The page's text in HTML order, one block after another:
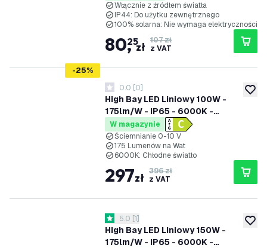
Włącznie z źródłem światła
IP44: Do użytku zewnętrznego
100% solarna: Nie wymaga elektryczności
80,
25zł 107 zł
z VAT
-25%
High Bay LED Liniowy 100W -
175lm/W - IP65 - 6000K -
Możliwość ściemniania - Chipy
Lumileds - Oświetlenie
magazynowe - 5 lat gwarancji
0 Gwiazdki oceny
0.0 [0]
W magazynie
Ściemnianie 0-10 V
175 Lumenów na Wat
6000K: Chłodne światło
297zł 396 zł
z VAT
High Bay LED Liniowy 150W -
175lm/W - IP65 - 6000K -
otwórz panel recenzji
5 Gwiazdki oceny
5.0 [1]